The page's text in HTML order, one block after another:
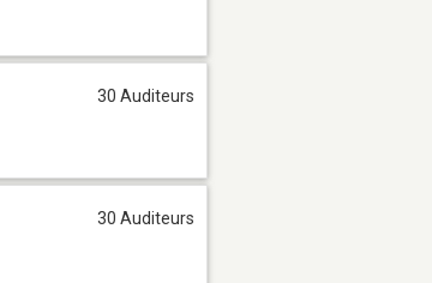
30 Auditeurs
30 Auditeurs